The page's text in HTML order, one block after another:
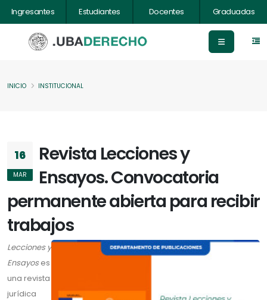
Ingresantes Estudiantes Docentes Graduadas
INICIO INSTITUCIONAL
16
MAR
Revista Lecciones y
Ensayos. Convocatoria
permanente abierta para recibir
trabajos
Lecciones y
Ensayoses
una revista
jurídica